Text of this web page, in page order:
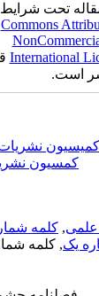
تحت
Commons
International
است.
کمیسیون
کمسیون
علمی, کلمه
یک, کلمه